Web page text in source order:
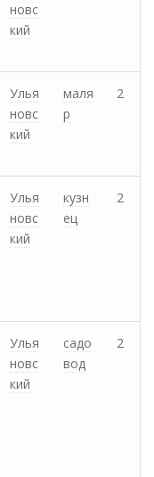
новс
кий
Улья
новс
кий
маля
р
2
Улья
новс
кий
кузн
ец
2
Улья
новс
кий
садо
вод
2